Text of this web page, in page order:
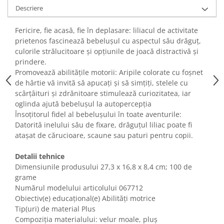
Fiare de calcat si masini de cusut
Ingrijire Locuinta
Purificatoare de aer
Fashion
Bijuterii
Ceasuri barbatesti
Ceasuri dama
Cutii, curele si accesorii ceasuri
Genti si accesorii barbati
Genti si accesorii femei
Imbracaminte barbati
Imbracaminte femei
Imbracaminte si Incaltaminte copii
Incaltaminte barbati
Incaltaminte femei
Ochelari de soare
Ochelari de vedere
Descriere
Fericire, fie acasă, fie în deplasare: liliacul de activitate
prietenos fascinează bebelușul cu aspectul său drăguț,
culorile strălucitoare și opțiunile de joacă distractivă și
prindere.
Promovează abilitățile motorii: Aripile colorate cu foșnet
de hârtie vă invită să apucați și să simțiți, stelele cu
scârțâituri și zdrănitoare stimulează curiozitatea, iar
oglinda ajută bebelușul la autopercepția
Însoțitorul fidel al bebelușului în toate aventurile:
Datorită inelului său de fixare, drăguțul liliac poate fi
atașat de cărucioare, scaune sau paturi pentru copii.
Detalii tehnice
Dimensiunile produsului ‎27,3 x 16,8 x 8,4 cm; 100 de
grame
Numărul modelului articolului ‎067712
Obiectiv(e) educațional(e) Abilități motrice
Tip(uri) de material Plus
Compoziția materialului: velur moale, pluș